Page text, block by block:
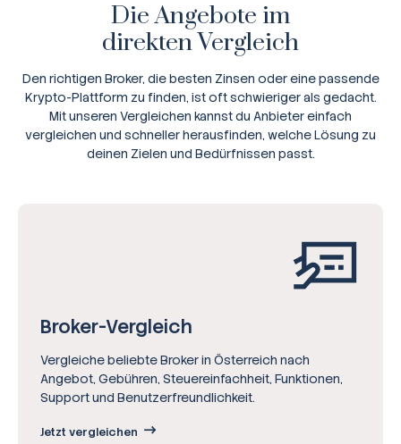
Die Angebote im
direkten Vergleich
Den richtigen Broker, die besten Zinsen oder eine passende
Krypto-Plattform zu finden, ist oft schwieriger als gedacht.
Mit unseren Vergleichen kannst du Anbieter einfach
vergleichen und schneller herausfinden, welche Lösung zu
deinen Zielen und Bedürfnissen passt.
Broker-Vergleich
Vergleiche beliebte Broker in Österreich nach
Angebot, Gebühren, Steuereinfachheit, Funktionen,
Support und Benutzerfreundlichkeit.
Jetzt vergleichen